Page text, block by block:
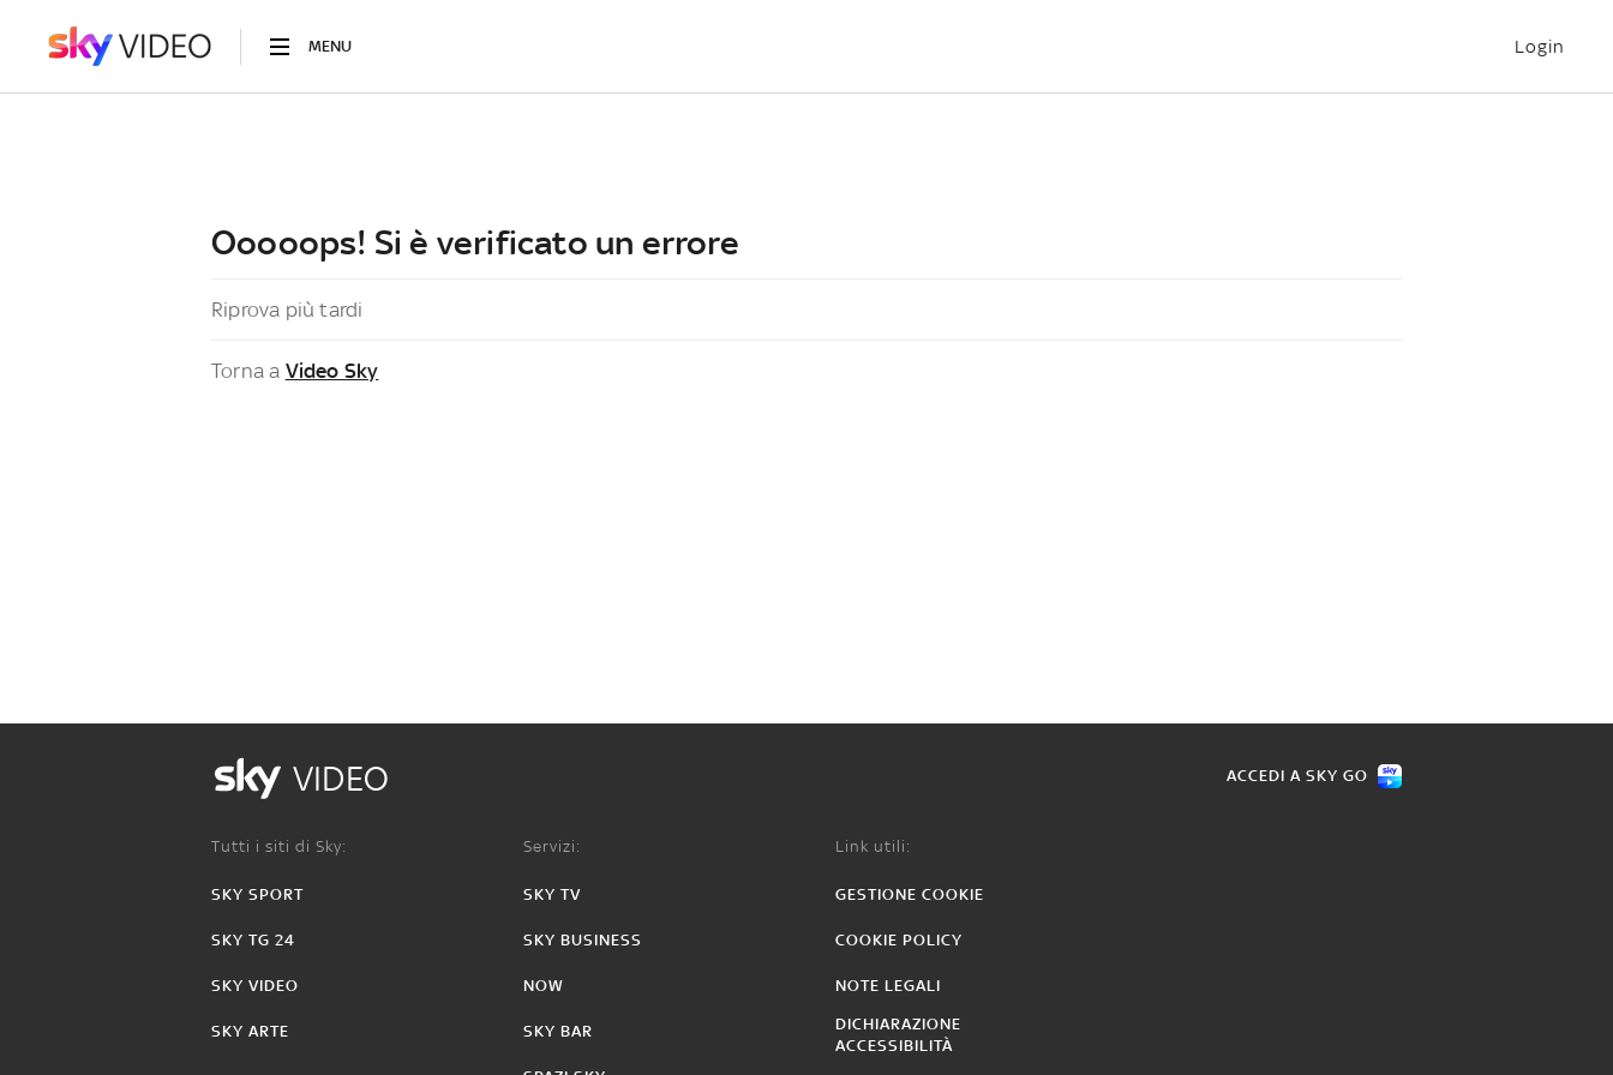
MENU Login
Ooooops! Si è verificato un errore
Riprova più tardi
Torna a Video Sky
VIDEO ACCEDI A SKY GO
Tutti i siti di Sky:
SKY SPORT
SKY TG 24
SKY VIDEO
SKY ARTE
Servizi:
SKY TV
SKY BUSINESS
NOW
SKY BAR
Link utili:
GESTIONE COOKIE
COOKIE POLICY
NOTE LEGALI
DICHIARAZIONE
ACCESSIBILITÀ